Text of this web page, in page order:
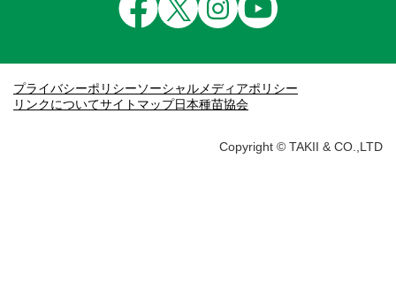
プライバシーポリシーソーシャルメディアポリシー
リンクについてサイトマップ日本種苗協会
Copyright © TAKII & CO.,LTD